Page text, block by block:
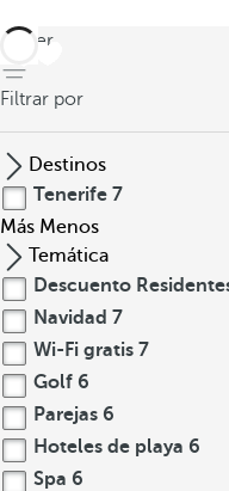
volver
Filtrar por
Destinos
Tenerife 7
Más Menos
Temática
Descuento
Navidad 7
Wi-Fi gratis 7
Golf 6
Parejas 6
Hoteles de playa 6
Spa 6